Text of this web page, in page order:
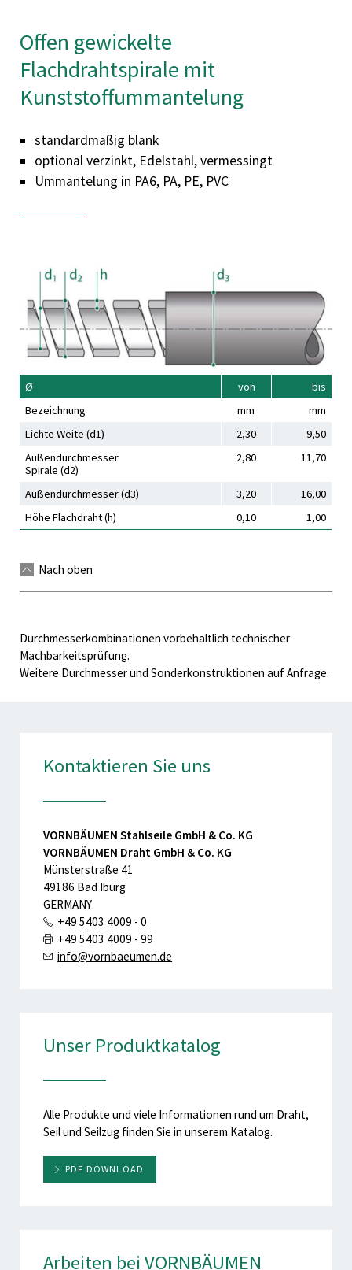
Offen gewickelte
Flachdrahtspirale mit
Kunststoffummantelung
standardmäßig blank
optional verzinkt, Edelstahl, vermessingt
Ummantelung in PA6, PA, PE, PVC
Ø von
bis
Bezeichnung
mm
mm
Lichte Weite (d1)
2,30
9,50
Außendurchmesser
Spirale (d2)
2,80 11,70
Außendurchmesser (d3) 3,20
16,00
Höhe Flachdraht (h)
0,10 1,00
Nach oben
Durchmesserkombinationen vorbehaltlich technischer
Machbarkeitsprüfung.
Weitere Durchmesser und Sonderkonstruktionen auf Anfrage.
Kontaktieren Sie uns
VORNBÄUMEN Stahlseile GmbH & Co. KG
VORNBÄUMEN Draht GmbH & Co. KG
Münsterstraße 41
49186 Bad Iburg
GERMANY
+49 5403 4009 - 0
+49 5403 4009 - 99
info@vornbaeumen.de
Unser Produktkatalog
Alle Produkte und viele Informationen rund um Draht,
Seil und Seilzug finden Sie in unserem Katalog.
PDF DOWNLOAD
Arbeiten bei VORNBÄUMEN